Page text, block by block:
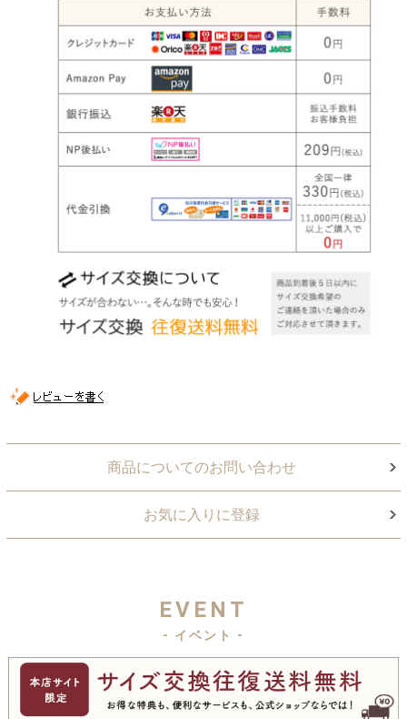
商品についてのお問い合わせ
お気に入りに登録
EVENT
- イベント -